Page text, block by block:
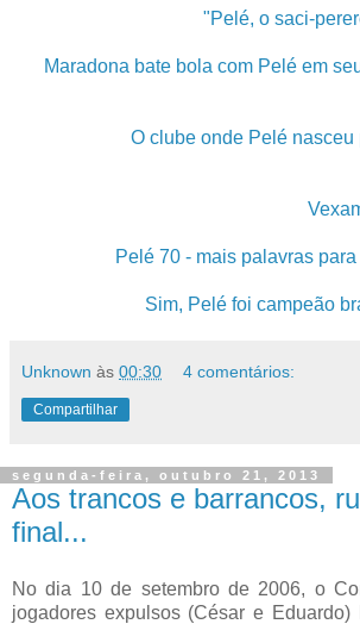
"Pelé, o saci-
Maradona bate bola com Pelé em
O clube onde Pelé nasceu
Pelé 70 - mais palavras
Sim, Pelé foi campeão
Unknown às 00:30 4 comentários:
Compartilhar
segunda-feira, outubro 21, 2013
Aos trancos e barrancos,
final...
No dia 10 de setembro de 2006, o
jogadores expulsos (César e Eduardo)